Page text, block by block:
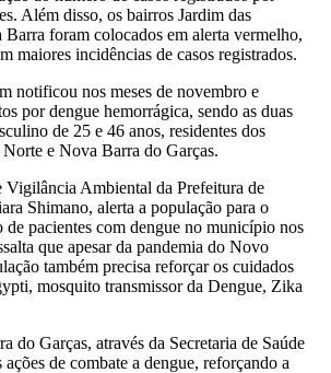
Além disso, os bairros Jardim das
foram colocados em alerta vermelho,
maiores incidências de casos registrados.
notificou nos meses de novembro e
por dengue hemorrágica, sendo as duas
de 25 e 46 anos, residentes dos
e Nova Barra do Garças.
Vigilância Ambiental da Prefeitura de
Shimano, alerta a população para o
de pacientes com dengue no município nos
que apesar da pandemia do Novo
também precisa reforçar os cuidados
mosquito transmissor da Dengue, Zika
do Garças, através da Secretaria de Saúde
de combate a dengue, reforçando a